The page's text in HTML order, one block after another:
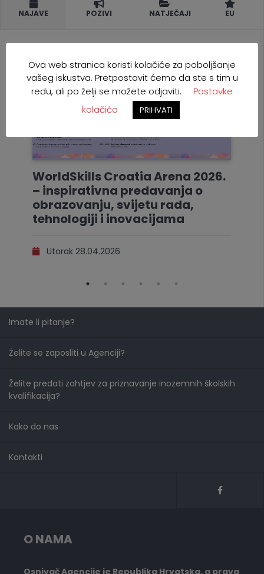
NAJAVE POZIVI NATJEČAJI EU
WorldSkills Croatia Arena 2026.
– inspirativna predavanja o
obrazovanju, svijetu rada,
tehnologiji i inovacijama
Utorak 28.04.2026
Imate li pitanje?
Želite se zaposliti u Agenciji?
Želite predati zahtjev za priznavanje inozemnih školskih
kvalifikacija?
Kako do nas
Kontakti
O NAMA
Osnivač Agencije je Republika Hrvatska, a prava
Ova web stranica koristi kolačiće za poboljšanje
vašeg iskustva. Pretpostavit ćemo da ste s tim u
redu, ali po želji se možete odjaviti.
Postavke
kolačića
PRIHVATI